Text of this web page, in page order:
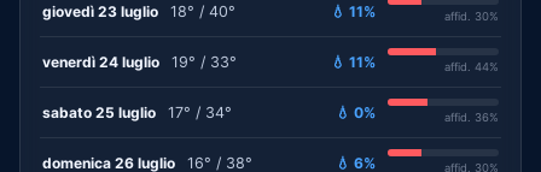
giovedì 23 luglio 18° / 40° 💧 11% affid. 30%
venerdì 24 luglio 19° / 33° 💧 11% affid. 44%
sabato 25 luglio 17° / 34° 💧 0% affid. 36%
domenica 26 luglio 16° / 38° 💧 6% affid. 30%